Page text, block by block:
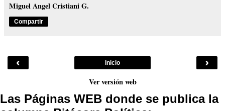
Miguel Angel Cristiani G.
Compartir
‹ ›
Inicio
Ver versión web
Las Páginas WEB donde se publica la